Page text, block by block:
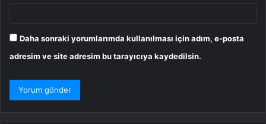
Daha sonraki yorumlarımda kullanılması için adım, e-posta
adresim ve site adresim bu tarayıcıya kaydedilsin.